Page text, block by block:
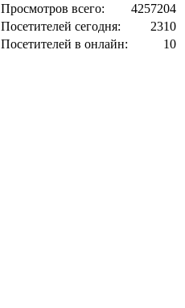
Просмотров всего:
4257204
Посетителей сегодня:
2310
Посетителей в онлайн:
10